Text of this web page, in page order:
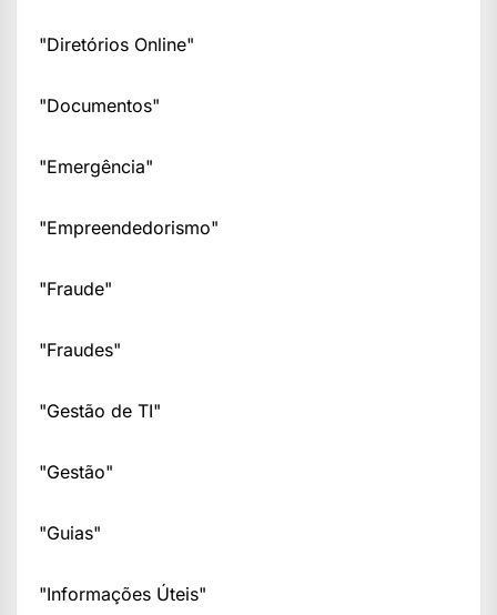
"Diretórios Online"
"Documentos"
"Emergência"
"Empreendedorismo"
"Fraude"
"Fraudes"
"Gestão de TI"
"Gestão"
"Guias"
"Informações Úteis"